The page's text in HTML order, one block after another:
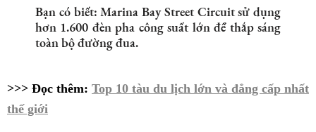
Bạn có biết: Marina Bay Street Circuit sử dụng
hơn 1.600 đèn pha công suất lớn để thắp sáng
toàn bộ đường đua.
>>> Đọc thêm: Top 10 tàu du lịch lớn và đẳng cấp nhất
thế giới